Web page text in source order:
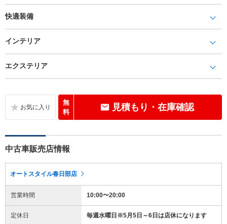
快適装備
インテリア
エクステリア
無
料
見積もり・在庫確認
中古車販売店情報
オートスタイル春日部店
営業時間 10:00〜20:00
定休日 毎週水曜日※5月5日～6日は店休になります